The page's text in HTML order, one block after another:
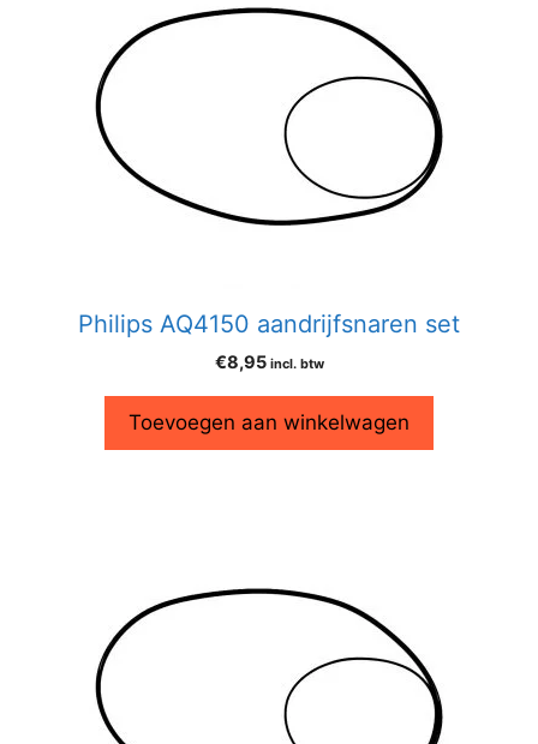
Philips AQ4150 aandrijfsnaren set
€8,95 incl. btw
Toevoegen aan winkelwagen